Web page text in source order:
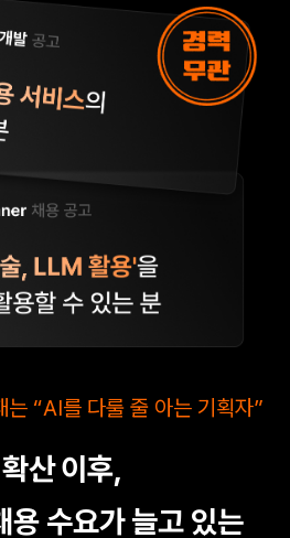
는 “AI를 다룰 줄 아는 기획자”
산 이후,
용 수요가 늘고 있는